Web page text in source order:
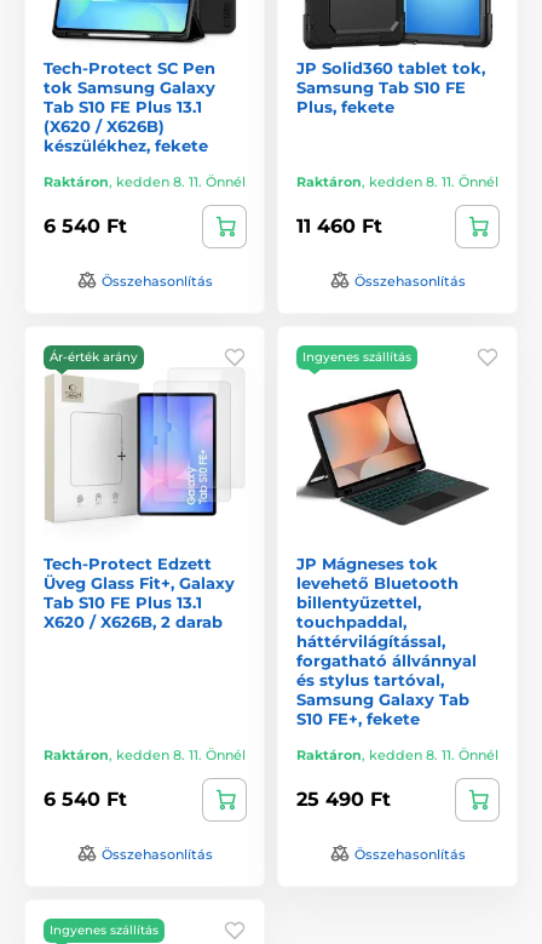
Tech-Protect SC Pen
tok Samsung Galaxy
Tab S10 FE Plus 13.1
(X620 / X626B)
készülékhez, fekete
Raktáron, kedden 8. 11. Önnél
6 540 Ft
Összehasonlítás
JP Solid360 tablet tok,
Samsung Tab S10 FE
Plus, fekete
Raktáron, kedden 8. 11. Önnél
11 460 Ft
Összehasonlítás
Ár-érték arány
Tech-Protect Edzett
Üveg Glass Fit+, Galaxy
Tab S10 FE Plus 13.1
X620 / X626B, 2 darab
Raktáron, kedden 8. 11. Önnél
6 540 Ft
Összehasonlítás
Ingyenes szállítás
JP Mágneses tok
levehető Bluetooth
billentyűzettel,
touchpaddal,
háttérvilágítással,
forgatható állvánnyal
és stylus tartóval,
Samsung Galaxy Tab
S10 FE+, fekete
Raktáron, kedden 8. 11. Önnél
25 490 Ft
Összehasonlítás
Ingyenes szállítás